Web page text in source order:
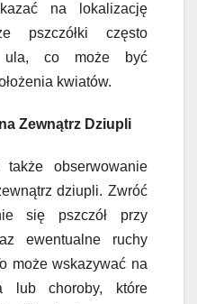
na lokalizację
pszczółki często
ula, co może być
kwiatów.
Zewnątrz Dziupli
obserwowanie
dziupli. Zwróć
się pszczół przy
ewentualne ruchy
może wskazywać na
lub choroby, które